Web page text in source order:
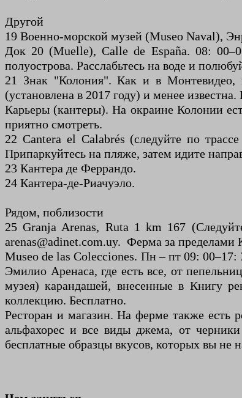
Другой
19 Военно-морской музей (Museo Naval),
Док 20 (Muelle), Calle de España. 08:
полуострова. Расслабьтесь на воде и
21 Знак "Колония". Как и в Монтевидео,
(установлена ​​в 2017 году) и менее
Карьеры (кантеры). На окраине Колонии
приятно смотреть.
22 Cantera el Calabrés (следуйте по
Припаркуйтесь на пляже, затем идите
23 Кантера де Феррандо.
24 Кантера-де-Риачуэло.
Рядом, поблизости
25 Granja Arenas, Ruta 1 km 167
arenas@adinet.com.uy. Ферма за пределами
Museo de las Colecciones. Пн – пт 09:
Эмилио Аренаса, где есть все, от
музея) карандашей, внесенные в Книгу
коллекцию. Бесплатно.
Ресторан и магазин. На ферме также есть
альфахорес и все виды джема, от
бесплатные образцы вкусов, которых вы не